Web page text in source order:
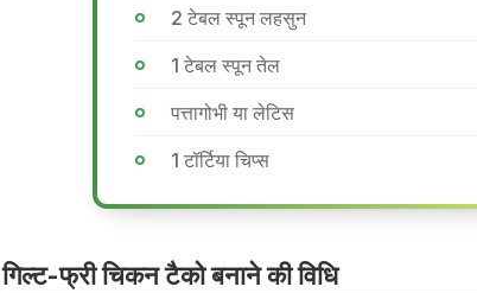
2 टेबल स्पून लहसुन
1 टेबल स्पून तेल
पत्तागोभी या लेटिस
1 टॉर्टिया चिप्स
गिल्ट-फ्री चिकन टैको बनाने की वि​धि